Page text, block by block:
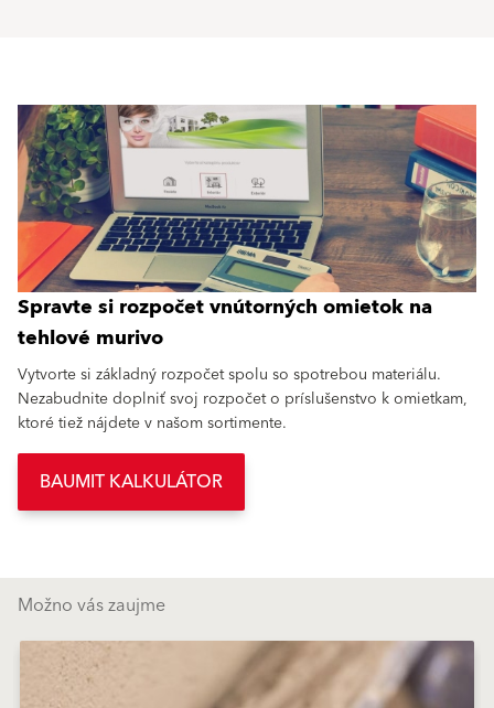
Spravte si rozpočet vnútorných omietok na
tehlové murivo
Vytvorte si základný rozpočet spolu so spotrebou materiálu.
Nezabudnite doplniť svoj rozpočet o príslušenstvo k omietkam,
ktoré tiež nájdete v našom sortimente.
BAUMIT KALKULÁTOR
Možno vás zaujme